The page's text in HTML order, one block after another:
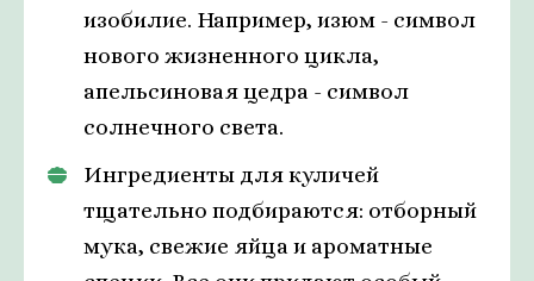
изобилие. Например, изюм - символ
нового жизненного цикла,
апельсиновая цедра - символ
солнечного света.
Ингредиенты для куличей
тщательно подбираются: отборный
мука, свежие яйца и ароматные